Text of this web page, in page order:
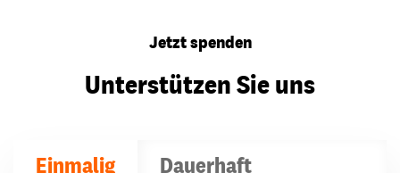
Jetzt spenden
Unterstützen Sie uns
Einmalig Dauerhaft